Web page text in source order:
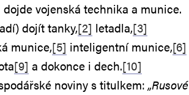
vojenská technika a munice.
dojít tanky,[2] letadla,[3]
munice,[5] inteligentní munice,[6]
[9] a dokonce i dech.[10]
noviny s titulkem:„Rusové